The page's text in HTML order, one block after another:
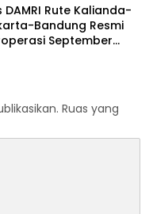
DAMRI Rute Kalianda-
Bandung Resmi
September
Ruas yang